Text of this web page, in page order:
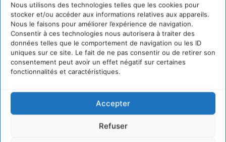
Nous utilisons des technologies telles que les cookies pour
stocker et/ou accéder aux informations relatives aux appareils.
Nous le faisons pour améliorer l’expérience de navigation.
Consentir à ces technologies nous autorisera à traiter des
données telles que le comportement de navigation ou les ID
uniques sur ce site. Le fait de ne pas consentir ou de retirer son
consentement peut avoir un effet négatif sur certaines
fonctionnalités et caractéristiques.
Accepter
Refuser